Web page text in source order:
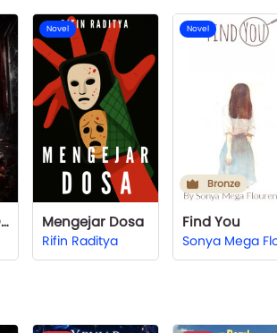
Kamu bukan Do-Young
Novel
Mengejar Dosa
Rifin Raditya
Novel
Bronze
Find You